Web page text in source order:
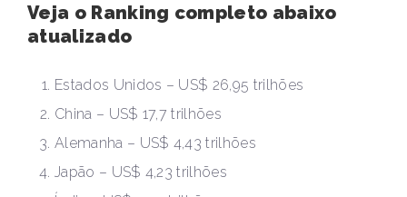
Veja o Ranking completo abaixo
atualizado
Estados Unidos – US$ 26,95 trilhões
China – US$ 17,7 trilhões
Alemanha – US$ 4,43 trilhões
Japão – US$ 4,23 trilhões